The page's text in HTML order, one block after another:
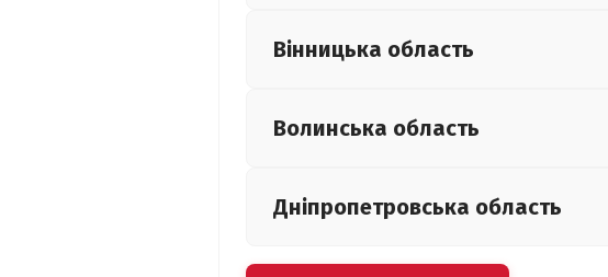
Вінницька область
Волинська область
Дніпропетровська область